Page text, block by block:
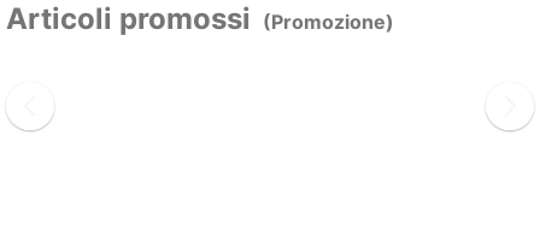
Articoli promossi (Promozione)